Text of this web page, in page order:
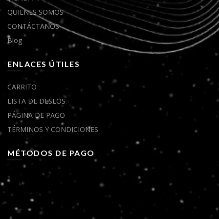
QUIENES SOMOS
CONTÁCTANOS
Blog
ENLACES ÚTILES
CARRITO
LISTA DE DESEOS
PÁGINA DE PAGO
TÉRMINOS Y CONDICIONES
MÉTODOS DE PAGO